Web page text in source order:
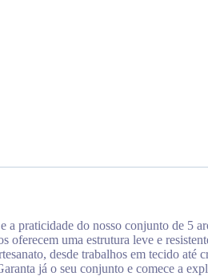
a praticidade do nosso conjunto de 5
oferecem uma estrutura leve e
desde trabalhos em tecido até
já o seu conjunto e comece a